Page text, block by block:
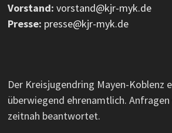
Vorstand: vorstand@kjr-myk.de
Presse: presse@kjr-myk.de
Der Kreisjugendring Mayen-Koblenz
überwiegend ehrenamtlich.
zeitnah beantwortet.